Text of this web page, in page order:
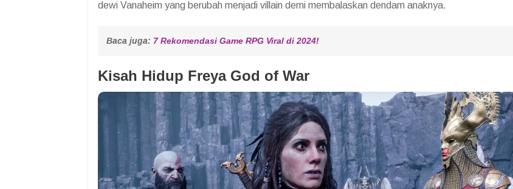
dewi Vanaheim yang berubah menjadi villain demi membalaskan dendam anaknya.
Baca juga: 7 Rekomendasi Game RPG Viral di 2024!
Kisah Hidup Freya God of War